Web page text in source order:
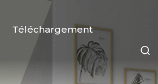
Téléchargement